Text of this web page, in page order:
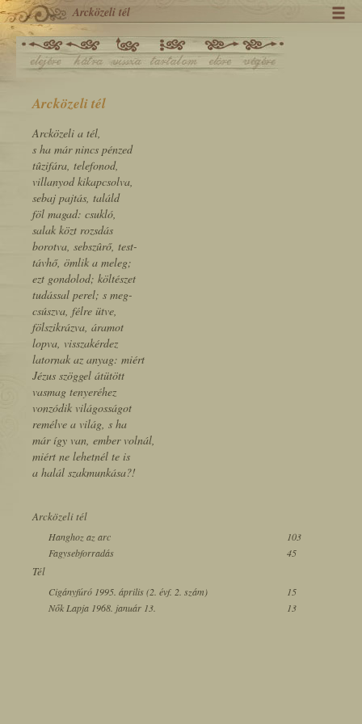
Arcközeli tél
Arcközeli tél
Arcközeli a tél,
s ha már nincs pénzed
tûzifára, telefonod,
villanyod kikapcsolva,
sebaj pajtás, találd
föl magad: csukló,
salak közt rozsdás
borotva, sebszûrő, test-
távhő, ömlik a meleg;
ezt gondolod; költészet
tudással perel; s meg-
csúszva, félre ütve,
fölszikrázva, áramot
lopva, visszakérdez
latornak az anyag: miért
Jézus szöggel átütött
vasmag tenyeréhez
vonzódik világosságot
remélve a világ, s ha
már így van, ember volnál,
miért ne lehetnél te is
a halál szakmunkása?!
Arcközeli tél
Hanghoz az arc
103
Fagysebforradás
45
Tél
Cigányfúró 1995. április (2. évf. 2. szám)
15
Nők Lapja 1968. január 13.
13